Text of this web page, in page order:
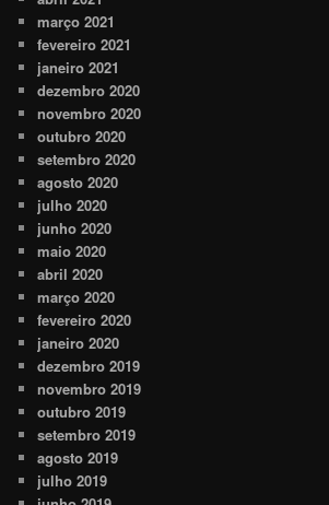
março 2021
fevereiro 2021
janeiro 2021
dezembro 2020
novembro 2020
outubro 2020
setembro 2020
agosto 2020
julho 2020
junho 2020
maio 2020
abril 2020
março 2020
fevereiro 2020
janeiro 2020
dezembro 2019
novembro 2019
outubro 2019
setembro 2019
agosto 2019
julho 2019